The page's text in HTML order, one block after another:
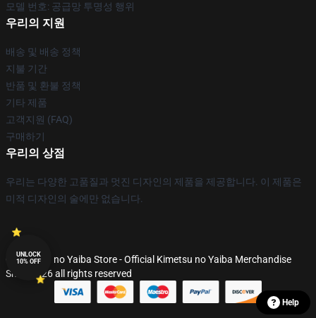
모델 번호: 공급망 투명성 행위
우리의 지원
배송 및 배송 정책
지불 기간
반품 및 환불 정책
기타 제품
고객지원 (FAQ)
구매하기
우리의 상점
우리는 다양한 고품질과 멋진 디자인의 제품을 제공합니다. 이 제품은
미적 디자인의 술에만 없습니다.
© Kimetsu no Yaiba Store - Official Kimetsu no Yaiba Merchandise
Shop 2026 all rights reserved
Help
UNLOCK
10% OFF